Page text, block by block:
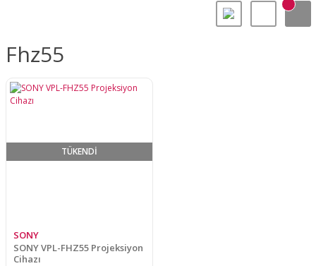
Fhz55
TÜKENDİ
SONY
SONY VPL-FHZ55 Projeksiyon
Cihazı